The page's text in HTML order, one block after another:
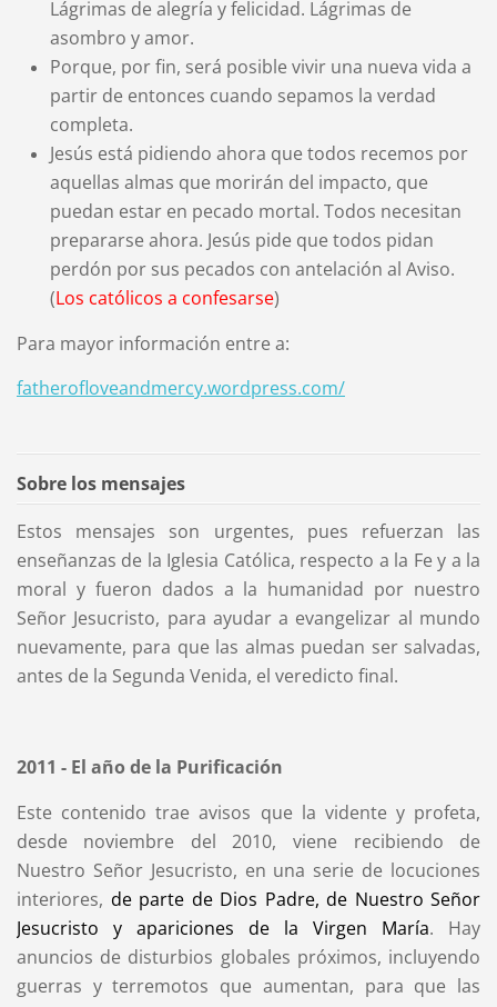
Lágrimas de alegría y felicidad. Lágrimas de
asombro y amor.
Porque, por fin, será posible vivir una nueva vida a
partir de entonces cuando sepamos la verdad
completa.
Jesús está pidiendo ahora que todos recemos por
aquellas almas que morirán del impacto, que
puedan estar en pecado mortal. Todos necesitan
prepararse ahora. Jesús pide que todos pidan
perdón por sus pecados con antelación al Aviso.
(Los católicos a confesarse)
Para mayor información entre a:
fatherofloveandmercy.wordpress.com/
Sobre los mensajes
Estos mensajes son urgentes, pues refuerzan las
enseñanzas de la Iglesia Católica, respecto a la Fe y a la
moral y fueron dados a la humanidad por nuestro
Señor Jesucristo, para ayudar a evangelizar al mundo
nuevamente, para que las almas puedan ser salvadas,
antes de la Segunda Venida, el veredicto final.
2011 - El año de la Purificación
Este contenido trae avisos que la vidente y profeta,
desde noviembre del 2010, viene recibiendo de
Nuestro Señor Jesucristo, en una serie de locuciones
interiores, de parte de Dios Padre, de Nuestro Señor
Jesucristo y apariciones de la Virgen María. Hay
anuncios de disturbios globales próximos, incluyendo
guerras y terremotos que aumentan, para que las